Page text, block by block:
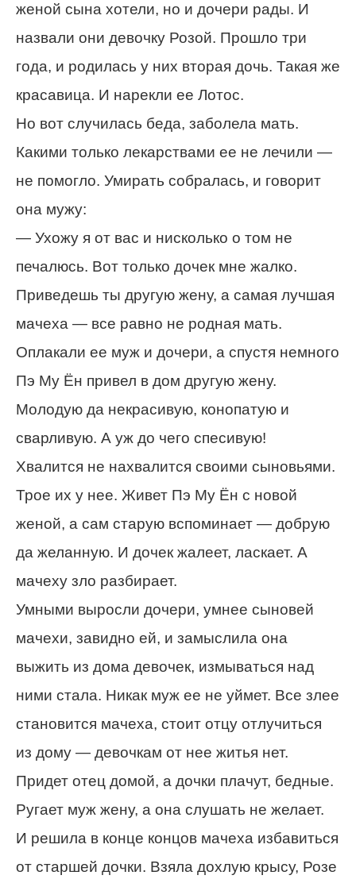
женой сына хотели, но и дочери рады. И
назвали они девочку Розой. Прошло три
года, и родилась у них вторая дочь. Такая же
красавица. И нарекли ее Лотос.
Но вот случилась беда, заболела мать.
Какими только лекарствами ее не лечили —
не помогло. Умирать собралась, и говорит
она мужу:
— Ухожу я от вас и нисколько о том не
печалюсь. Вот только дочек мне жалко.
Приведешь ты другую жену, а самая лучшая
мачеха — все равно не родная мать.
Оплакали ее муж и дочери, а спустя немного
Пэ Му Ён привел в дом другую жену.
Молодую да некрасивую, конопатую и
сварливую. А уж до чего спесивую!
Хвалится не нахвалится своими сыновьями.
Трое их у нее. Живет Пэ Му Ён с новой
женой, а сам старую вспоминает — добрую
да желанную. И дочек жалеет, ласкает. А
мачеху зло разбирает.
Умными выросли дочери, умнее сыновей
мачехи, завидно ей, и замыслила она
выжить из дома девочек, измываться над
ними стала. Никак муж ее не уймет. Все злее
становится мачеха, стоит отцу отлучиться
из дому — девочкам от нее житья нет.
Придет отец домой, а дочки плачут, бедные.
Ругает муж жену, а она слушать не желает.
И решила в конце концов мачеха избавиться
от старшей дочки. Взяла дохлую крысу, Розе